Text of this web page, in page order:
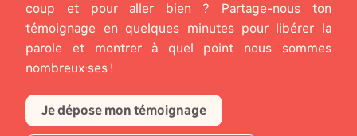
coup et pour aller bien ? Partage-nous ton
témoignage en quelques minutes pour libérer la
parole et montrer à quel point nous sommes
nombreux·ses !
Je dépose mon témoignage